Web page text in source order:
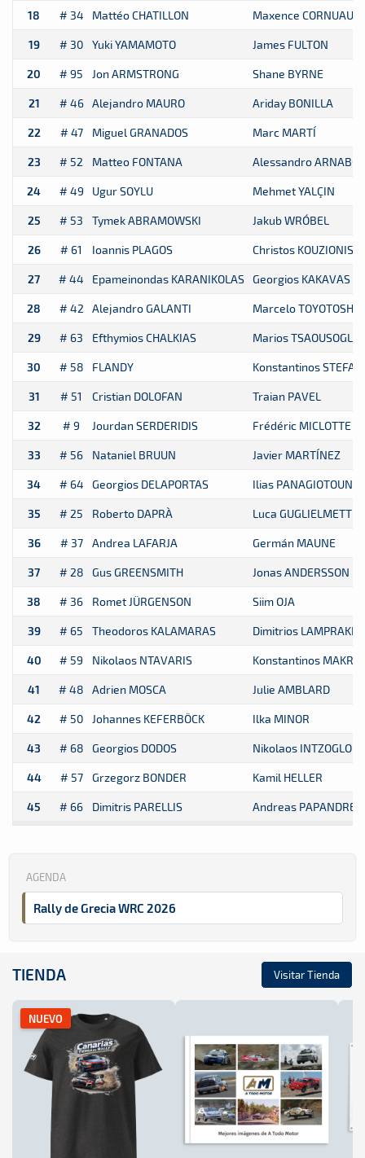
18 # 34 Mattéo CHATILLON Maxence CORNUAU
19 # 30 Yuki YAMAMOTO James FULTON
20 # 95 Jon ARMSTRONG Shane BYRNE
21 # 46 Alejandro MAURO Ariday BONILLA
22 # 47 Miguel GRANADOS Marc MARTÍ
23 # 52 Matteo FONTANA Alessandro
24 # 49 Ugur SOYLU Mehmet YALÇIN
25 # 53 Tymek ABRAMOWSKI Jakub WRÓBEL
26 # 61 Ioannis PLAGOS Christos KOUZIONIS
27 # 44 Epameinondas KARANIKOLAS Georgios KAKAVAS
28 # 42 Alejandro GALANTI Marcelo TOYOTOSHI
29 # 63 Efthymios CHALKIAS Marios
30 # 58 FLANDY Konstantinos
31 # 51 Cristian DOLOFAN Traian PAVEL
32 # 9 Jourdan SERDERIDIS Frédéric MICLOTTE
33 # 56 Nataniel BRUUN Javier MARTÍNEZ
34 # 64 Georgios DELAPORTAS Ilias PANAGIOTOUNIS
35 # 25 Roberto DAPRÀ Luca GUGLIELMETTI
36 # 37 Andrea LAFARJA Germán MAUNE
37 # 28 Gus GREENSMITH Jonas ANDERSSON
38 # 36 Romet JÜRGENSON Siim OJA
39 # 65 Theodoros KALAMARAS Dimitrios LAMPRAKIS
40 # 59 Nikolaos NTAVARIS Konstantinos MAKRIS
41 # 48 Adrien MOSCA Julie AMBLARD
42 # 50 Johannes KEFERBÖCK Ilka MINOR
43 # 68 Georgios DODOS Nikolaos INTZOGLOU
44 # 57 Grzegorz BONDER Kamil HELLER
45 # 66 Dimitris PARELLIS Andreas
AGENDA
Rally de Grecia WRC 2026
TIENDA Visitar Tienda
NUEVO